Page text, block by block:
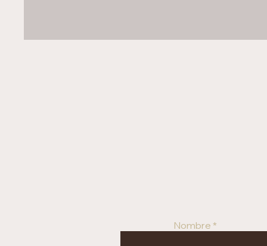
Nombre